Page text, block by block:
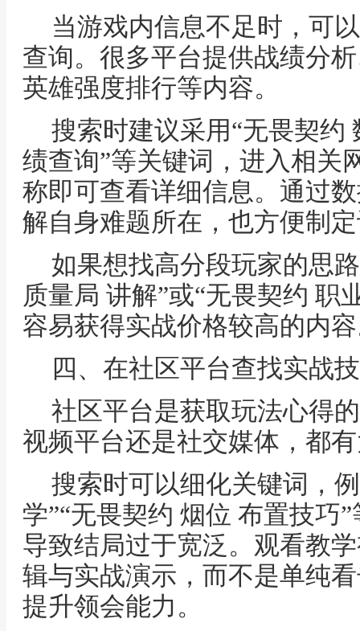
当游戏内信息不足时，可
查询。很多平台提供战绩分
英雄强度排行等内容。
搜索时建议采用“无畏契约
绩查询”等关键词，进入相关
称即可查看详细信息。通过
解自身难题所在，也方便制
如果想找高分段玩家的思
质量局 讲解”或“无畏契约 职
容易获得实战价格较高的内
四、在社区平台查找实战
社区平台是获取玩法心得
视频平台还是社交媒体，都
搜索时可以细化关键词，
学”“无畏契约 烟位 布置技巧
导致结局过于宽泛。观看教
辑与实战演示，而不是单纯
提升领会能力。